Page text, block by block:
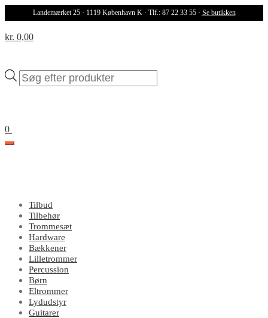
Landemærket 25 · 1119 København K · Tlf.: 87 22 33 55 · Se butikken
Products
search
kr. 0,00
0
Tilbud
Tilbehør
Trommesæt
Hardware
Bækkener
Lilletrommer
Percussion
Børn
Eltrommer
Lydudstyr
Guitarer